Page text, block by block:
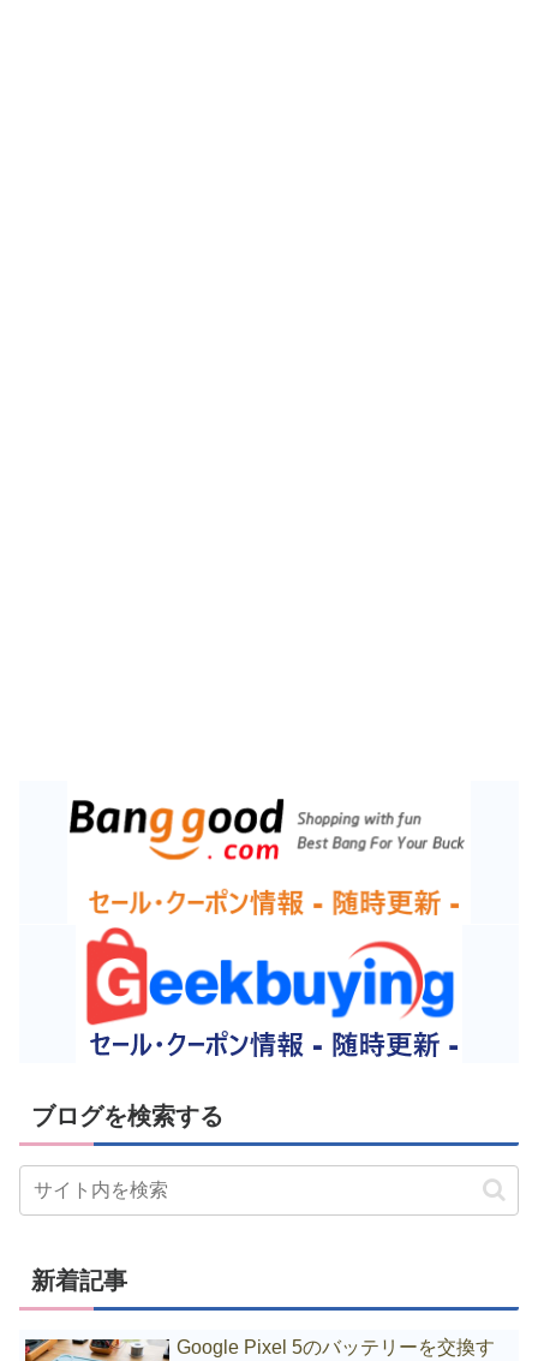
ブログを検索する
新着記事
Google Pixel 5のバッテリーを交換す